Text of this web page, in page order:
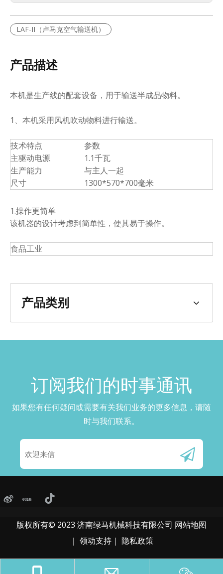
LAF-II（卢马克空气输送机）
产品描述
本机是生产线的配套设备，用于输送半成品物料。
1、本机采用风机吹动物料进行输送。
技术特点
参数
主驱动电源
1.1千瓦
生产能力
与主人一起
尺寸
1300*570*700毫米
1.操作更简单
该机器的设计考虑到简单性，使其易于操作。
食品工业
产品类别
订阅我们的时事通讯​​​​​​​
如果您有任何疑问或需要有关我们业务的更多信息，请随
时与我们联系。
版权所有© 2023 济南绿马机械科技有限公司 网站地图
｜ 领动支持｜ 隐私政策